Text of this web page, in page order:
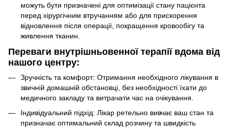
можуть бути призначені для оптимізації стану пацієнта
перед хірургічним втручанням або для прискорення
відновлення після операції, покращення кровообігу та
живлення тканин.
Переваги внутрішньовенної терапії вдома від
нашого центру:
Зручність та комфорт: Отримання необхідного лікування в
звичній домашній обстановці, без необхідності їхати до
медичного закладу та витрачати час на очікування.
Індивідуальний підхід: Лікар ретельно вивчає ваш стан та
призначає оптимальний склад розчину та швидкість